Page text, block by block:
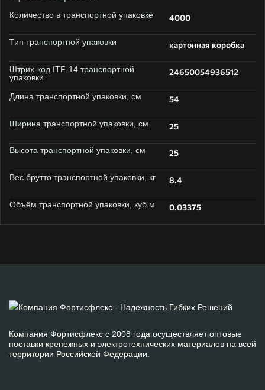
Количество в транспортной упаковке 4000
Тип транспортной упаковки картонная коробка
Штрих-код ITF-14 транспортной
упаковки
24650054936512
Длина транспортной упаковки, см 54
Ширина транспортной упаковки, см 25
Высота транспортной упаковки, см 25
Вес брутто транспортной упаковки, кг 8.4
Объём транспортной упаковки, куб.м 0.03375
Компания Фортисфлекс с 2008 года осуществляет оптовые
поставки крепежных и электротехнических материалов на всей
территории Российской Федерации.